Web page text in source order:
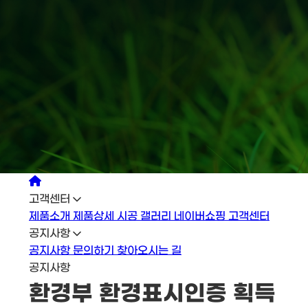
고객센터
제품소개 제품상세 시공 갤러리 네이버쇼핑 고객센터
공지사항
공지사항문의하기 찾아오시는 길
공지사항
환경부 환경표시인증 획득